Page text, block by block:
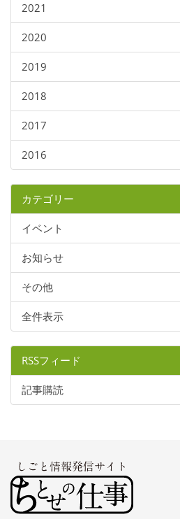
2021
2020
2019
2018
2017
2016
カテゴリー
イベント
お知らせ
その他
全件表示
RSSフィード
記事購読